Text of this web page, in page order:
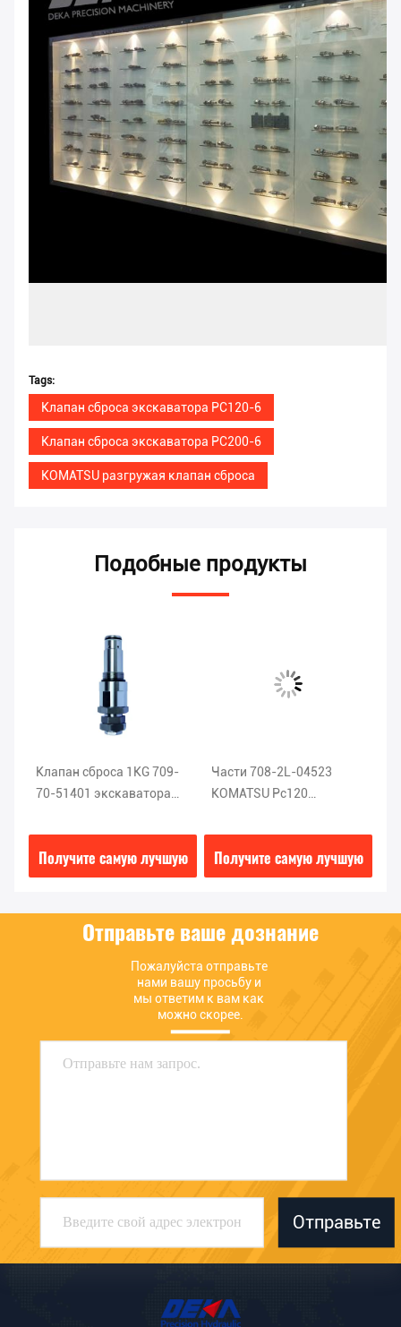
Tags:
Клапан сброса экскаватора PC120-6
Клапан сброса экскаватора PC200-6
KOMATSU разгружая клапан сброса
Подобные продукты
Клапан сброса 1KG 709-
70-51401 экскаватора
главный
Получите самую лучшую
Части 708-2L-04523
KOMATSU Pc120
сброса ISO9001
Получите самую лучшую
Отправьте ваше дознание
Пожалуйста отправьте
нами вашу просьбу и
мы ответим к вам как
можно скорее.
Отправьте